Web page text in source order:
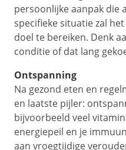
persoonlijke aanpak die
specifieke situatie zal
doel te bereiken. Denk
conditie of dat lang
Ontspanning
Na gezond eten en
en laatste pijler:
bijvoorbeeld veel
energiepeil en je
aan vroegtijdige